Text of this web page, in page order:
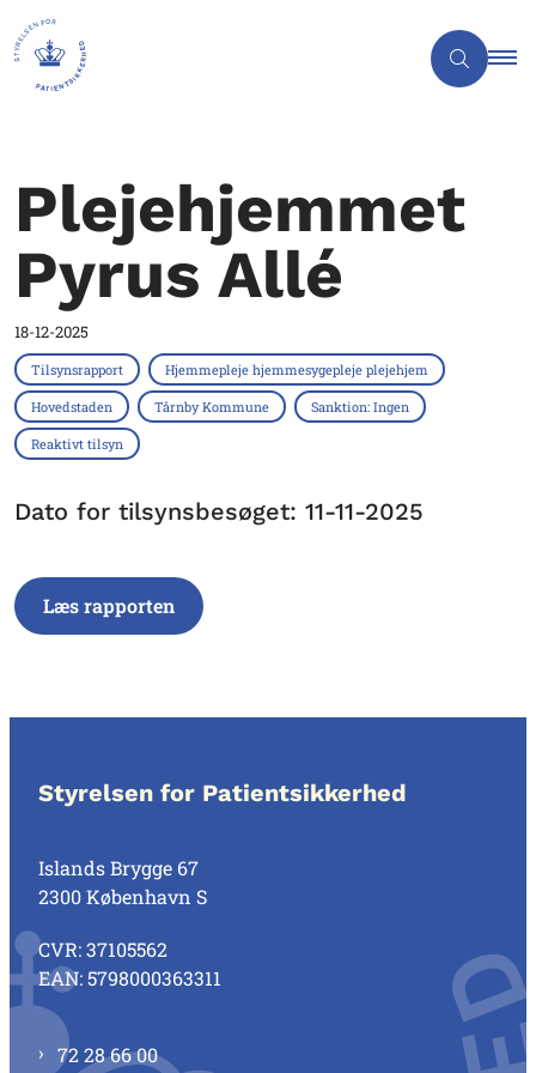
Plejehjemmet
Pyrus Allé
18-12-2025
Tilsynsrapport Hjemmepleje hjemmesygepleje plejehjem
Hovedstaden Tårnby Kommune Sanktion: Ingen
Reaktivt tilsyn
Dato for tilsynsbesøget: 11-11-2025
Læs rapporten
Styrelsen for Patientsikkerhed
Islands Brygge 67
2300 København S
CVR: 37105562
EAN: 5798000363311
72 28 66 00